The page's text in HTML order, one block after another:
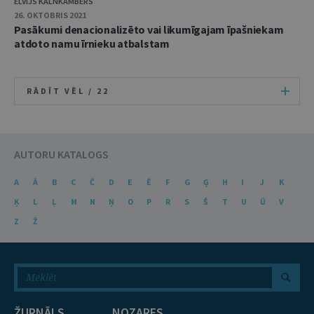
26. OKTOBRIS 2021
Pasākumi denacionalizēto vai likumīgajam īpašniekam
atdoto namu īrnieku atbalstam
RĀDĪT VĒL / 22
AUTORU KATALOGS
A Ā B C Č D E Ē F G Ģ H I J
K
Ķ
L Ļ M N Ņ O P R S Š T U Ū
V
Z
Ž